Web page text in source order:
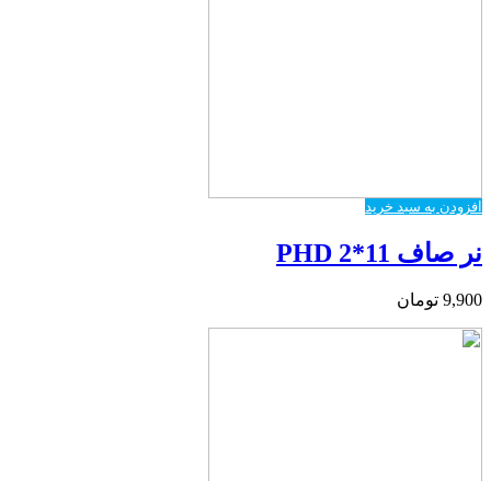
افزودن به سبد خرید
نر صاف PHD 2*11
9,900 تومان